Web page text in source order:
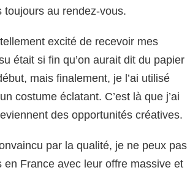
toujours au rendez-vous.
excité de recevoir mes
était si fin qu’on aurait dit du papier
mais finalement, je l’ai utilisé
costume éclatant. C’est là que j’ai
des opportunités créatives.
par la qualité, je ne peux pas
France avec leur offre massive et